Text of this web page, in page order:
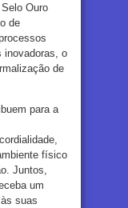
Ouro
de
inovadoras, o
de
para a
físico
Juntos,
um
suas